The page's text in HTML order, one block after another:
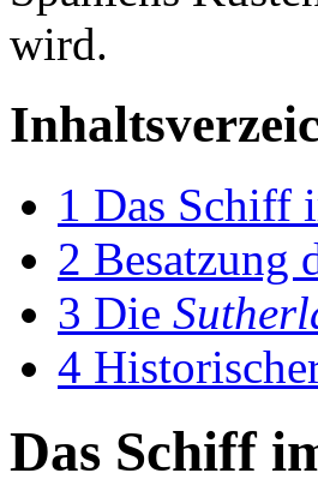
wird.
1 Das Schiff
2 Besatzung
3 Die
4
Das Schiff